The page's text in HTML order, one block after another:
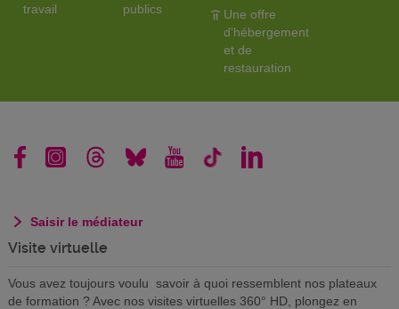
travail
publics
Une offre
d'hébergement
et de
restauration
Saisir le médiateur
Visite virtuelle
Vous avez toujours voulu savoir à quoi ressemblent nos plateaux
de formation ? Avec nos visites virtuelles 360° HD, plongez en